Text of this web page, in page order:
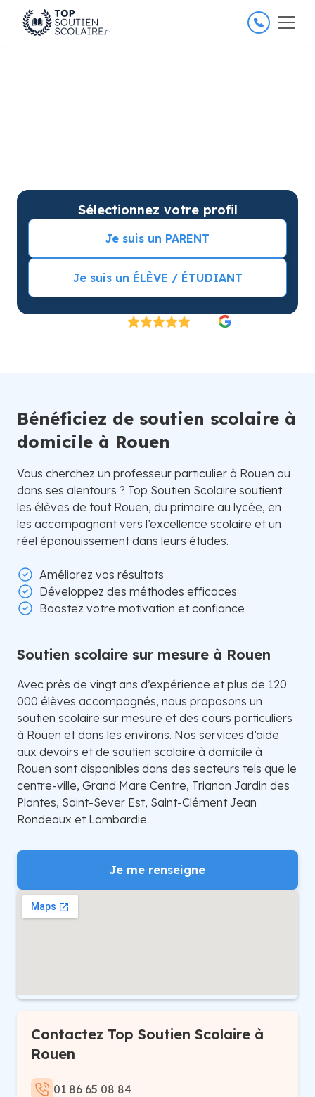
26 000 élèves satisfaits
Sélectionnez votre profil
Je suis un PARENT
Je suis un ÉLÈVE / ÉTUDIANT
Bénéficiez de soutien scolaire à
domicile à Rouen
Vous cherchez un professeur particulier à Rouen ou
dans ses alentours ? Top Soutien Scolaire soutient
les élèves de tout Rouen, du primaire au lycée, en
les accompagnant vers l’excellence scolaire et un
réel épanouissement dans leurs études.
Améliorez vos résultats
Développez des méthodes efficaces
Boostez votre motivation et confiance
Soutien scolaire sur mesure à Rouen
Avec près de vingt ans d’expérience et plus de 120
000 élèves accompagnés, nous proposons un
soutien scolaire sur mesure et des cours particuliers
à Rouen et dans les environs. Nos services d’aide
aux devoirs et de soutien scolaire à domicile à
Rouen sont disponibles dans des secteurs tels que le
centre-ville, Grand Mare Centre, Trianon Jardin des
Plantes, Saint-Sever Est, Saint-Clément Jean
Rondeaux et Lombardie.
Je me renseigne
Contactez Top Soutien Scolaire à
Rouen
01 86 65 08 84